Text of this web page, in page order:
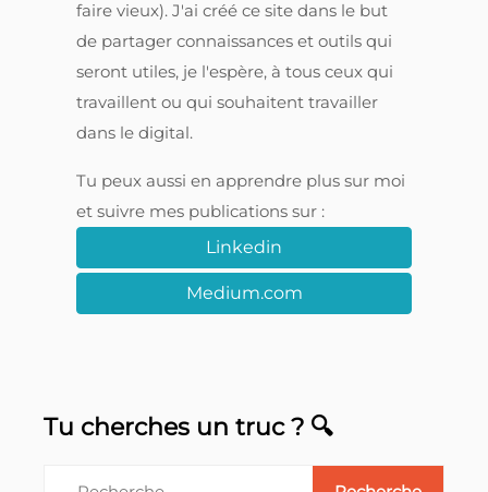
faire vieux). J'ai créé ce site dans le but
de partager connaissances et outils qui
seront utiles, je l'espère, à tous ceux qui
travaillent ou qui souhaitent travailler
dans le digital.
Tu peux aussi en apprendre plus sur moi
et suivre mes publications sur :
Linkedin
Medium.com
Tu cherches un truc ? 🔍